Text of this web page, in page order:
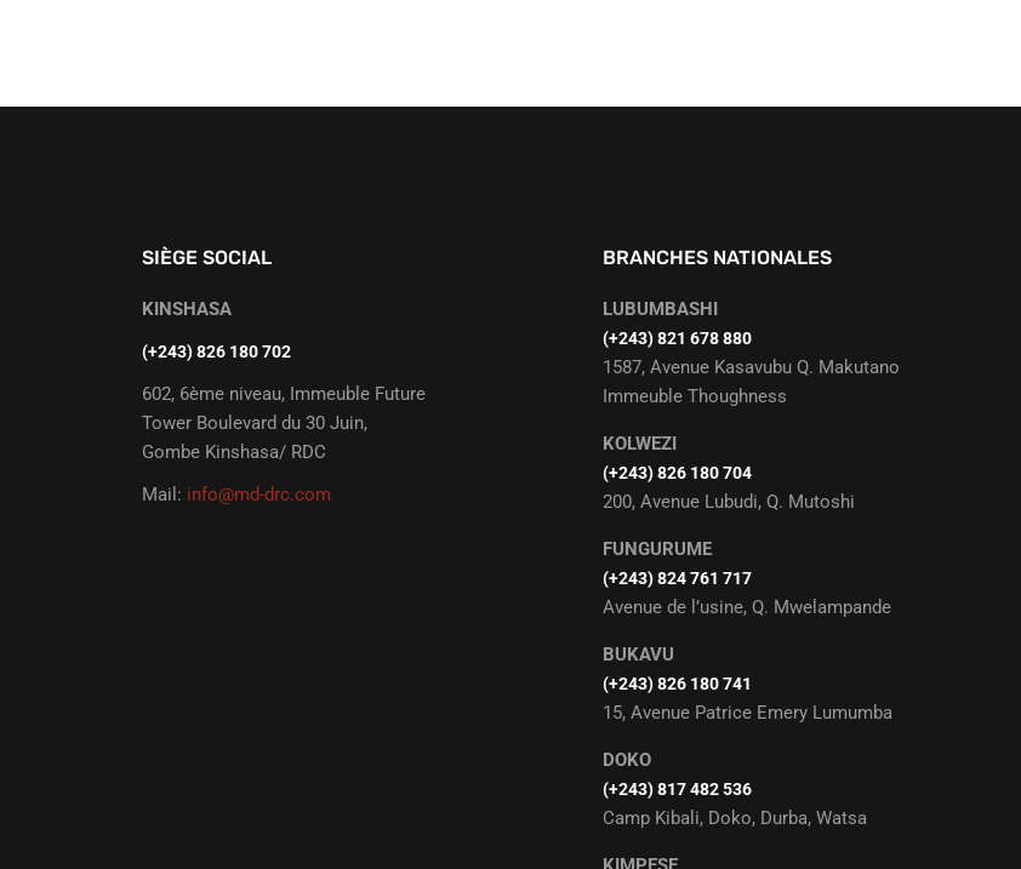
SIÈGE SOCIAL
KINSHASA
(+243) 826 180 702
602, 6ème niveau, Immeuble Future
Tower Boulevard du 30 Juin,
Gombe Kinshasa/ RDC
Mail: info@md-drc.com
BRANCHES NATIONALES
LUBUMBASHI
‭(+243) 821 678 880
1587, Avenue Kasavubu Q. Makutano
Immeuble Thoughness
KOLWEZI
(+243) 826 180 704
200, Avenue Lubudi, Q. Mutoshi
FUNGURUME
(+243) 824 761 717
Avenue de l’usine, Q. Mwelampande
BUKAVU
(+243) 826 180 741
15, Avenue Patrice Emery Lumumba
DOKO
(+243) 817 482 536
Camp Kibali, Doko, Durba, Watsa